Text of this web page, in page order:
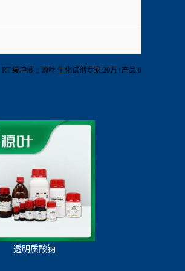
缓冲液 ;; 源叶 生化试剂专家;20万+产品,6
透明质酸钠